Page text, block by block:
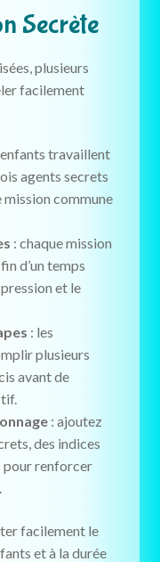
Secrète
plusieurs
facilement
travaillent
agents secrets
commune
: chaque mission
d’un temps
et le
: les
plusieurs
avant de
: ajoutez
des indices
pour renforcer
facilement le
et à la durée